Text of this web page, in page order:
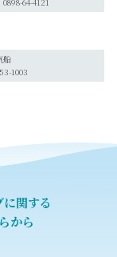
船
1003
関する
から